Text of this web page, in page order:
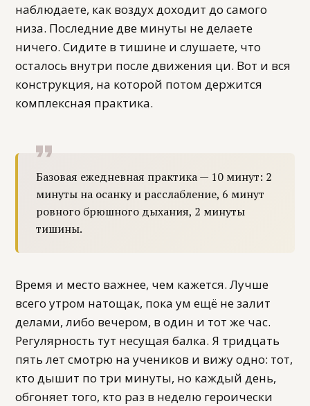
наблюдаете, как воздух доходит до самого
низа. Последние две минуты не делаете
ничего. Сидите в тишине и слушаете, что
осталось внутри после движения ци. Вот и вся
конструкция, на которой потом держится
комплексная практика.
Базовая ежедневная практика — 10 минут: 2
минуты на осанку и расслабление, 6 минут
ровного брюшного дыхания, 2 минуты
тишины.
Время и место важнее, чем кажется. Лучше
всего утром натощак, пока ум ещё не залит
делами, либо вечером, в один и тот же час.
Регулярность тут несущая балка. Я тридцать
пять лет смотрю на учеников и вижу одно: тот,
кто дышит по три минуты, но каждый день,
обгоняет того, кто раз в неделю героически